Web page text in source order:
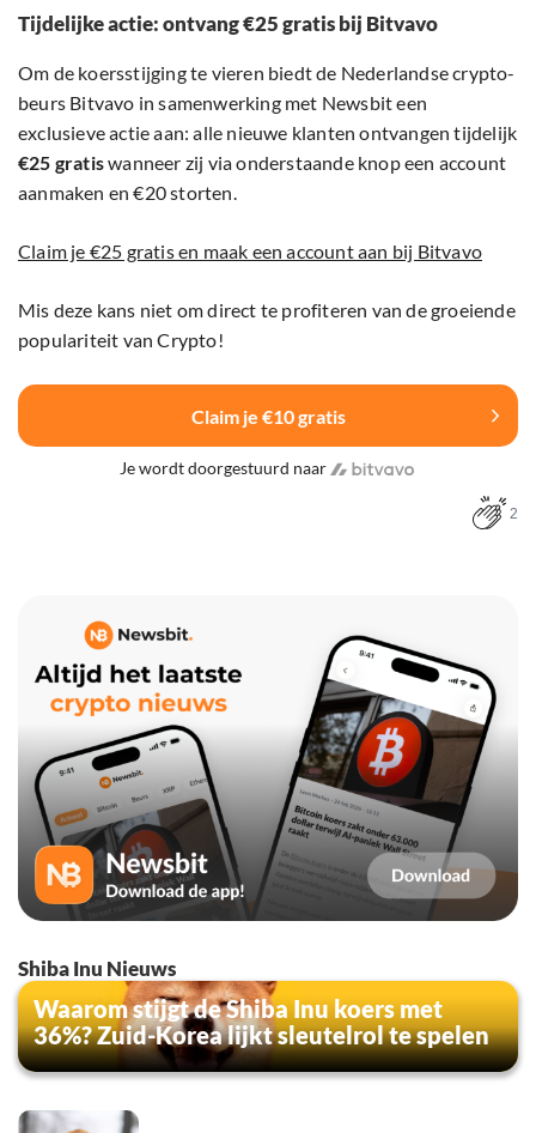
Tijdelijke actie: ontvang €25 gratis bij Bitvavo
Om de koersstijging te vieren biedt de Nederlandse crypto-
beurs Bitvavo in samenwerking met Newsbit een
exclusieve actie aan: alle nieuwe klanten ontvangen tijdelijk
€25 gratiswanneer zij via onderstaande knop een account
aanmaken en €20 storten.
Claim je €25 gratis en maak een account aan bij Bitvavo
Mis deze kans niet om direct te profiteren van de groeiende
populariteit van Crypto!
Claim je €10 gratis
Je wordt doorgestuurd naar
2
Shiba Inu Nieuws
Waarom stijgt de Shiba Inu koers met
36%? Zuid-Korea lijkt sleutelrol te spelen